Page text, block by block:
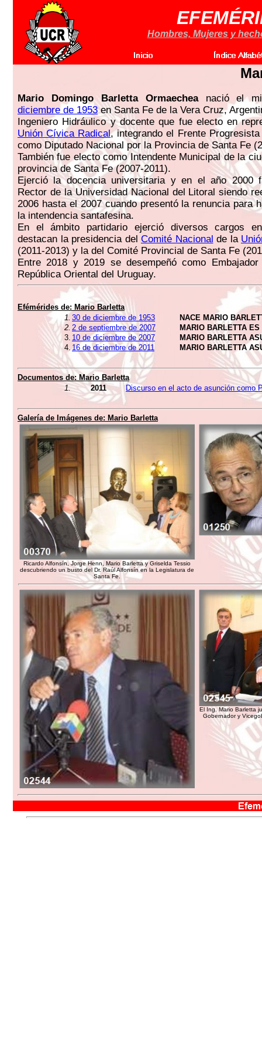
Hombres, Mujeres y
Mario Domingo Barletta Ormaecheanació el
diciembre de 1953en Santa Fe de la Vera Cruz,
Ingeniero Hidráulico y docente que fue electo en
Unión Cívica Radical, integrando el Frente
como Diputado Nacional por la Provincia de Santa Fe
También fue electo como Intendente Municipal de la
provincia de Santa Fe (2007-2011).
Ejerció la docencia universitaria y en el año 2000
Rector de la Universidad Nacional del Litoral siendo
2006 hasta el 2007 cuando presentó la renuncia para
la intendencia santafesina.
En el ámbito partidario ejerció diversos cargos
destacan la presidencia del Comité Nacional de la
(2011-2013) y la del Comité Provincial de Santa Fe
Entre 2018 y 2019 se desempeñó como
República Oriental del Uruguay.
Efémérides de:Mario Barletta
1. 30 de diciembre de 1953
NACE MARIO
2. 2 de septiembre de 2007
MARIO BARLETTA
3. 10 de diciembre de 2007
MARIO BARLETTA
4. 16 de diciembre de 2011 MARIO BARLETTA
Documentos de: Mario Barletta
1.
2011 Discurso en el acto de asunción como
Galería de Imágenes de: Mario Barletta
Ricardo Alfonsín, Jorge Henn, Mario Barletta y Griselda Tessio
descubriendo un busto del Dr. Raúl Alfonsín en la Legislatura de
Santa Fe.
El Ing. Mario Barletta
Gobernador y